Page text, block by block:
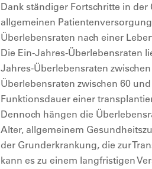
Dank ständiger Fortschritte in
allgemeinen
Überlebensraten nach einer
Die Ein-Jahres-Überlebensraten
Jahres-Überlebensraten
Überlebensraten zwischen 60
Funktionsdauer einer
Dennoch hängen die
Alter, allgemeinem
der Grunderkrankung, die zur
kann es zu einem langfristigen